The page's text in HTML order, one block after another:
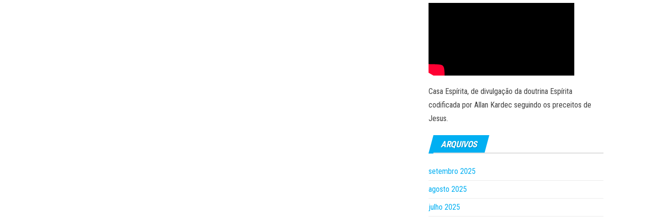
Casa Espírita, de divulgação da doutrina Espírita
codificada por Allan Kardec seguindo os preceitos de
Jesus.
ARQUIVOS
setembro 2025
agosto 2025
julho 2025